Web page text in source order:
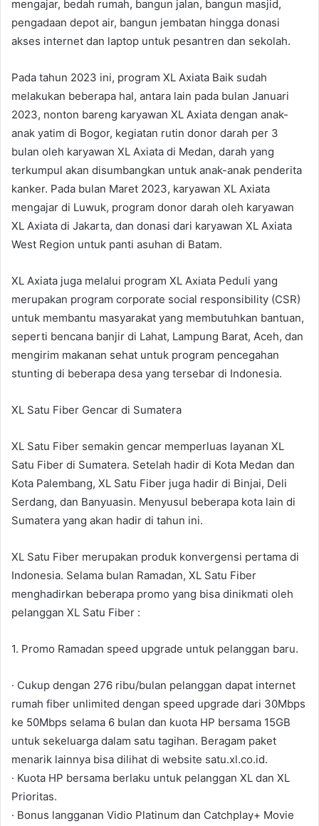
mengajar, bedah rumah, bangun jalan, bangun masjid,
pengadaan depot air, bangun jembatan hingga donasi
akses internet dan laptop untuk pesantren dan sekolah.
Pada tahun 2023 ini, program XL Axiata Baik sudah
melakukan beberapa hal, antara lain pada bulan Januari
2023, nonton bareng karyawan XL Axiata dengan anak-
anak yatim di Bogor, kegiatan rutin donor darah per 3
bulan oleh karyawan XL Axiata di Medan, darah yang
terkumpul akan disumbangkan untuk anak-anak penderita
kanker. Pada bulan Maret 2023, karyawan XL Axiata
mengajar di Luwuk, program donor darah oleh karyawan
XL Axiata di Jakarta, dan donasi dari karyawan XL Axiata
West Region untuk panti asuhan di Batam.
XL Axiata juga melalui program XL Axiata Peduli yang
merupakan program corporate social responsibility (CSR)
untuk membantu masyarakat yang membutuhkan bantuan,
seperti bencana banjir di Lahat, Lampung Barat, Aceh, dan
mengirim makanan sehat untuk program pencegahan
stunting di beberapa desa yang tersebar di Indonesia.
XL Satu Fiber Gencar di Sumatera
XL Satu Fiber semakin gencar memperluas layanan XL
Satu Fiber di Sumatera. Setelah hadir di Kota Medan dan
Kota Palembang, XL Satu Fiber juga hadir di Binjai, Deli
Serdang, dan Banyuasin. Menyusul beberapa kota lain di
Sumatera yang akan hadir di tahun ini.
XL Satu Fiber merupakan produk konvergensi pertama di
Indonesia. Selama bulan Ramadan, XL Satu Fiber
menghadirkan beberapa promo yang bisa dinikmati oleh
pelanggan XL Satu Fiber :
1. Promo Ramadan speed upgrade untuk pelanggan baru.
· Cukup dengan 276 ribu/bulan pelanggan dapat internet
rumah fiber unlimited dengan speed upgrade dari 30Mbps
ke 50Mbps selama 6 bulan dan kuota HP bersama 15GB
untuk sekeluarga dalam satu tagihan. Beragam paket
menarik lainnya bisa dilihat di website satu.xl.co.id.
· Kuota HP bersama berlaku untuk pelanggan XL dan XL
Prioritas.
· Bonus langganan Vidio Platinum dan Catchplay+ Movie